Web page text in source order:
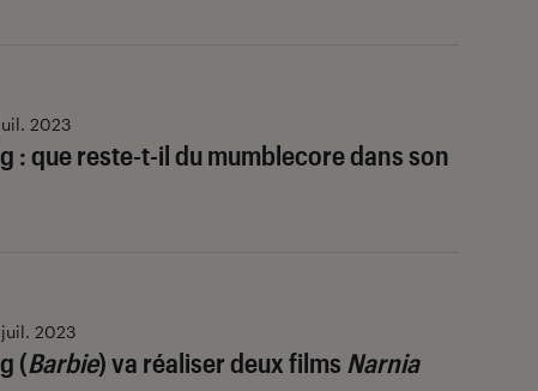
: que reste-t-il du mumblecore dans son
2023
(Barbie) va réaliser deux films Narnia
2023